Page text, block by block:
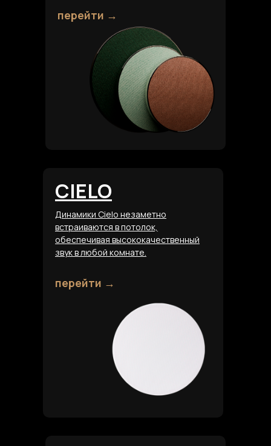
перейти →
CIELO
Динамики Cielo незаметно
встраиваются в потолок,
обеспечивая высококачественный
звук в любой комнате.
перейти →